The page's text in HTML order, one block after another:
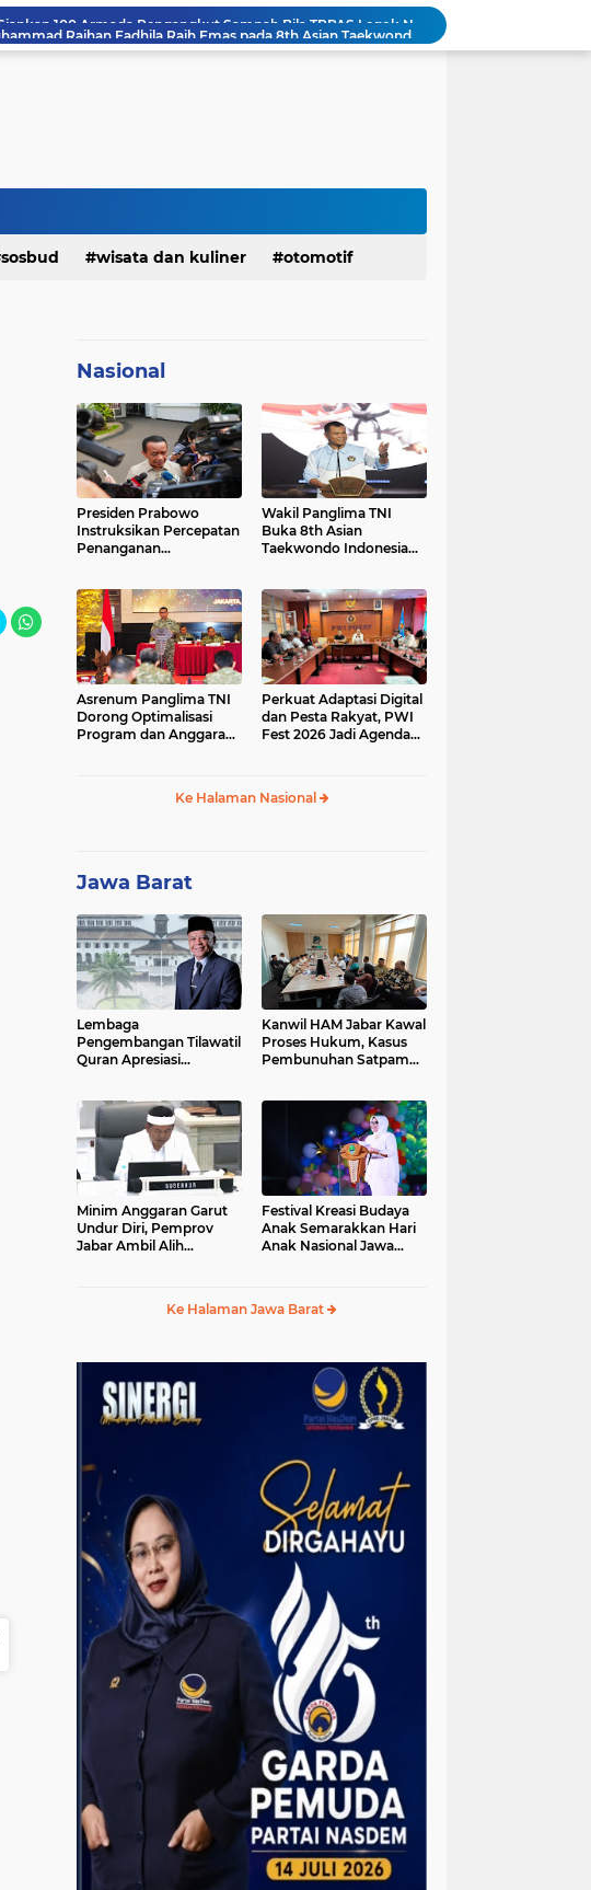
Serda Muhammad Raihan Fadhila Raih Emas pada 8th Asian Taekwondo Indonesia Open Championship 2026
Presiden Prabowo Instruksikan Percepatan Penanganan Pemadaman Listrik & Jaga Stabilitas Harga BBM
DPRD dan Gubernur Jawa Barat Menyepakati Rancangan KUA-PPAS APBD Tahun Anggaran 2027
sosbud wisata dan kuliner otomotif
Nasional
Presiden Prabowo
Instruksikan Percepatan
Penanganan
BBM
Wakil Panglima TNI
Buka 8th Asian
Taekwondo Indonesia
Asrenum Panglima TNI
Dorong Optimalisasi
Program dan Anggaran
Perkuat Adaptasi Digital
dan Pesta Rakyat, PWI
Fest 2026 Jadi Agenda
Ke Halaman Nasional
Jawa Barat
Lembaga
Pengembangan Tilawatil
Quran Apresiasi
Langsung MTQ Jabar
Kanwil HAM Jabar Kawal
Proses Hukum, Kasus
Pembunuhan Satpam
Minim Anggaran Garut
Undur Diri, Pemprov
Jabar Ambil Alih
Festival Kreasi Budaya
Anak Semarakkan Hari
Anak Nasional Jawa
Sunda
Ke Halaman Jawa Barat